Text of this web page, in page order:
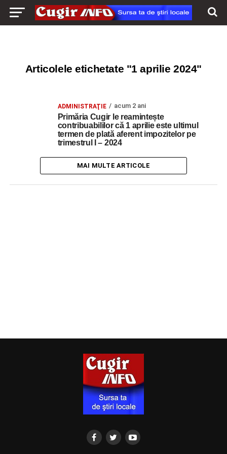
Articolele etichetate "1 aprilie 2024"
ADMINISTRAŢIE acum 2 ani
Primăria Cugir le reamintește
contribuabililor că 1 aprilie este ultimul
termen de plată aferent impozitelor pe
trimestrul I – 2024
MAI MULTE ARTICOLE